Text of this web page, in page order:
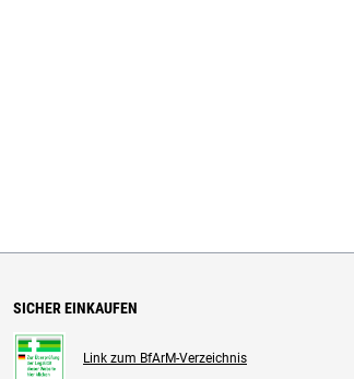
SICHER EINKAUFEN
Link zum BfArM-Verzeichnis